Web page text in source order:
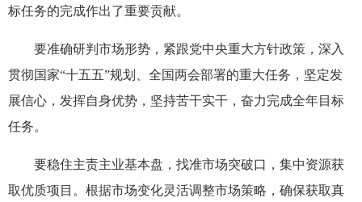
标任务的完成作出了重要贡献。
要准确研判市场形势，紧跟党中央重大方针政策，深入
贯彻国家“十五五”规划、全国两会部署的重大任务，坚定发
展信心，发挥自身优势，坚持苦干实干，奋力完成全年目标
任务。
要稳住主责主业基本盘，找准市场突破口，集中资源获
取优质项目。根据市场变化灵活调整市场策略，确保获取真